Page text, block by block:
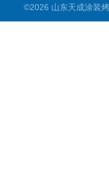
©2026 山东天成涂装